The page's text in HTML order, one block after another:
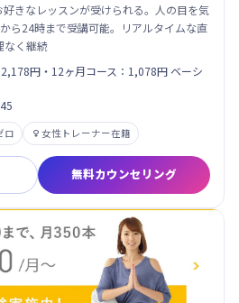
きなレッスンが受けられる。人の目を気
ら24時まで受講可能。リアルタイムな直
なく継続
円・12ヶ月コース：1,078円 ベーシ
ロ  女性トレーナー在籍
無料カウンセリング